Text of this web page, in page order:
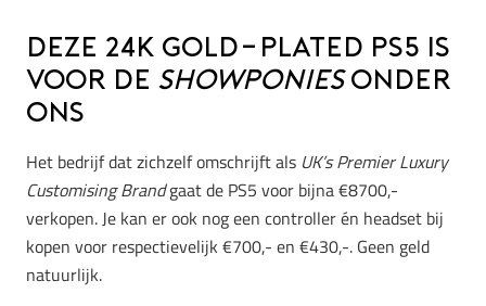
Deze 24K gold-plated PS5 is
voor de showponiesonder
ons
Het bedrijf dat zichzelf omschrijft als UK’s Premier Luxury
Customising Brandgaat de PS5 voor bijna €8700,-
verkopen. Je kan er ook nog een controller én headset bij
kopen voor respectievelijk €700,- en €430,-. Geen geld
natuurlijk.